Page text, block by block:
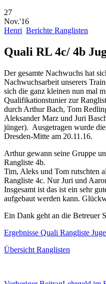
27
Nov.'16
Henri Berichte Ranglisten
Quali RL 4c/ 4b
Der gesamte Nachwuchs hat
Nachwuchsarbeit unserers
sich die ganz kleinen nun mal
Qualifikationstunier zur
durch Arthur Bach, Tom
Aleksander Marz und Juri
jünger). Ausgetragen wurde
Dresden-Mitte am 20.11.16.
Arthur gewann seine Gruppe
Rangliste 4b.
Tim, Aleks und Tom rutschten
Rangliste 4c. Nur Juri und
Insgesamt ist das ist ein sehr
aufgebaut werden kann.
Ein Dank geht an die Betreuer
Ergebnisse Quali Rangliste
Übersicht Ranglisten